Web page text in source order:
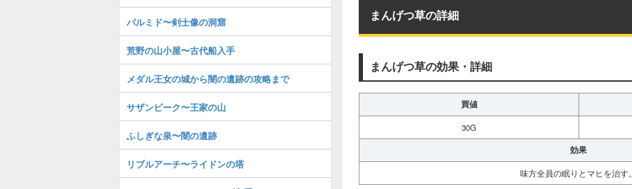
まんげつ草の詳細
まんげつ草の効果・詳細
買値
30G
効果
味方全員の眠りとマヒを治す。
パルミド〜剣士像の洞窟
荒野の山小屋〜古代船入手
メダル王女の城から闇の遺跡の攻略まで
サザンビーク〜王家の山
ふしぎな泉〜闇の遺跡
リブルアーチ〜ライドンの塔